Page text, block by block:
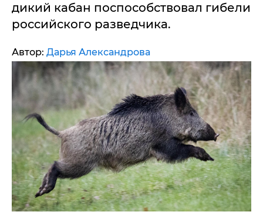
дикий кабан поспособствовал гибели
российского разведчика.
Автор: Дарья Александрова